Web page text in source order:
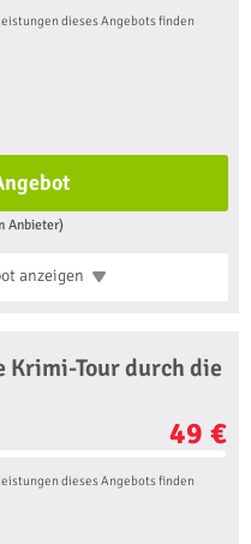
dieses Angebots finden
Anbieter)
anzeigen
Tour durch die
49 €
dieses Angebots finden